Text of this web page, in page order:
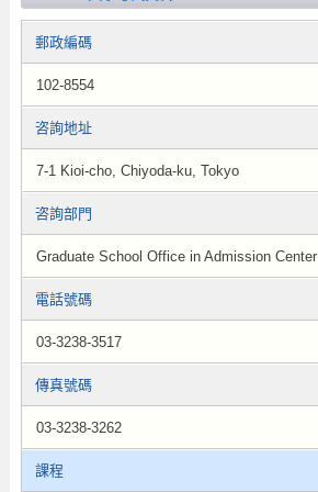
郵政編碼
102-8554
咨詢地址
7-1 Kioi-cho, Chiyoda-ku, Tokyo
咨詢部門
Graduate School Office in Admission Center
電話號碼
03-3238-3517
傳真號碼
03-3238-3262
課程